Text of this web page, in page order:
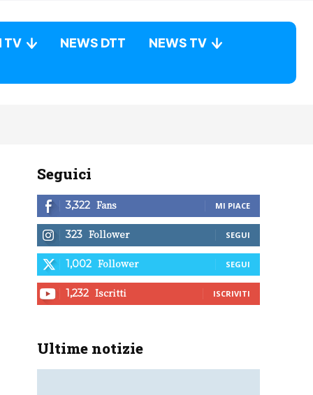
TV NEWS DTT
NEWS TV
Seguici
3,322 Fans MI PIACE
323 Follower SEGUI
1,002 Follower SEGUI
1,232 Iscritti ISCRIVITI
Ultime notizie